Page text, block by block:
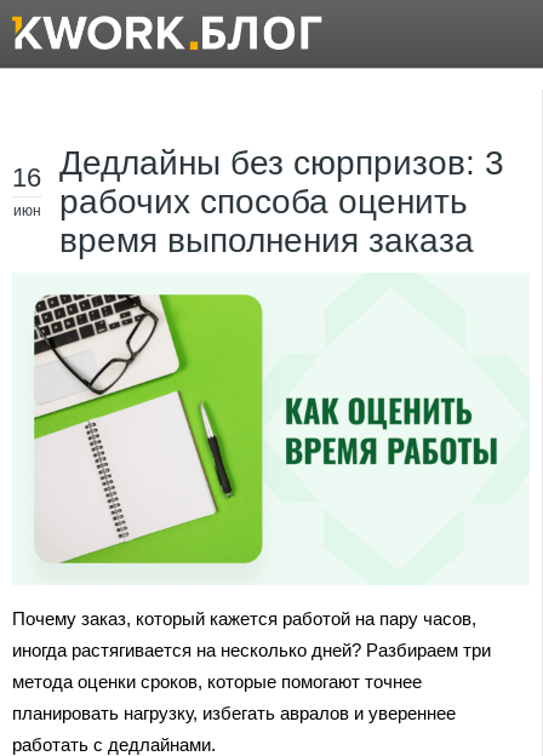
16
июн
Дедлайны без сюрпризов: 3
рабочих способа оценить
время выполнения заказа
Почему заказ, который кажется работой на пару часов,
иногда растягивается на несколько дней? Разбираем три
метода оценки сроков, которые помогают точнее
планировать нагрузку, избегать авралов и увереннее
работать с дедлайнами.